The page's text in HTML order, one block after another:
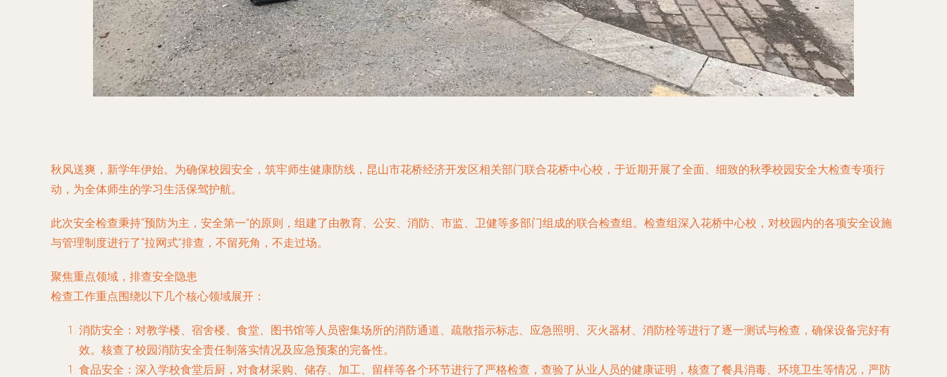
秋风送爽，新学年伊始。为确保校园安全，筑牢师生健康防线，昆山市花桥经济开发区相关部门联合花桥中心校，于近期开展了全面、细致的秋季校园安全大检查专项行
动，为全体师生的学习生活保驾护航。
此次安全检查秉持“预防为主，安全第一”的原则，组建了由教育、公安、消防、市监、卫健等多部门组成的联合检查组。检查组深入花桥中心校，对校园内的各项安全设施
与管理制度进行了“拉网式”排查，不留死角，不走过场。
聚焦重点领域，排查安全隐患
检查工作重点围绕以下几个核心领域展开：
消防安全 ：对教学楼、宿舍楼、食堂、图书馆等人员密集场所的消防通道、疏散指示标志、应急照明、灭火器材、消防栓等进行了逐一测试与检查，确保设备完好有
效。核查了校园消防安全责任制落实情况及应急预案的完备性。
食品安全 ：深入学校食堂后厨，对食材采购、储存、加工、留样等各个环节进行了严格检查，查验了从业人员的健康证明，核查了餐具消毒、环境卫生等情况，严防